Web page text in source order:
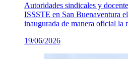
Autoridades sindicales y
ISSSTE en San Buenaventura
inaugurada de manera oficial
19/06/2026